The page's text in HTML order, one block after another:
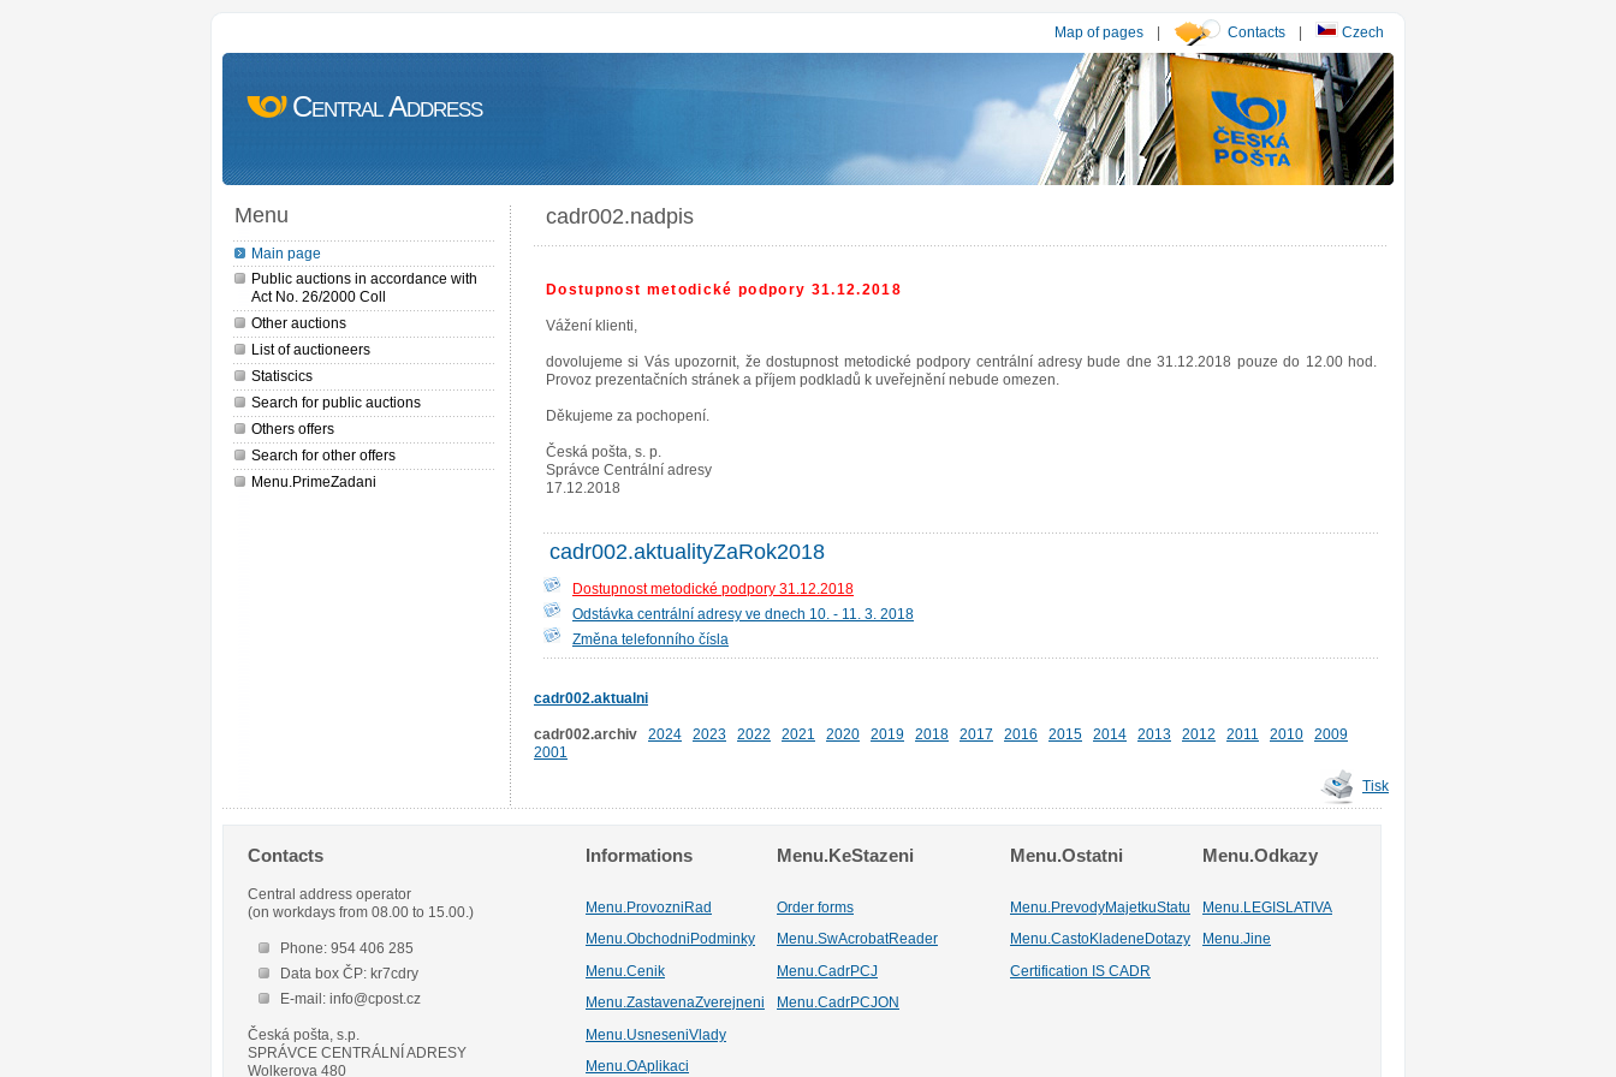
Map of pages | Contacts | Czech
Central Address
Menu
Main page
Public auctions in accordance with
Act No. 26/2000 Coll
Other auctions
List of auctioneers
Statiscics
Search for public auctions
Others offers
Search for other offers
Menu.PrimeZadani
cadr002.nadpis
Dostupnost metodické podpory 31.12.2018
Vážení klienti,
dovolujeme si Vás upozornit, že dostupnost metodické podpory centrální adresy bude dne 31.12.2018 pouze do 12.00 hod.
Provoz prezentačních stránek a příjem podkladů k uveřejnění nebude omezen.
Děkujeme za pochopení.
Česká pošta, s. p.
Správce Centrální adresy
17.12.2018
cadr002.aktualityZaRok2018
Dostupnost metodické podpory 31.12.2018
Odstávka centrální adresy ve dnech 10. - 11. 3. 2018
Změna telefonního čísla
cadr002.aktualni
cadr002.archiv 2024 2023 2022 2021 2020 2019 2018 2017 2016 2015 2014 2013 2012 2011 2010
2009
2001
Tisk
Contacts
Central address operator
(on workdays from 08.00 to 15.00.)
Phone: 954 406 285
Data box ČP: kr7cdry
E-mail: info@cpost.cz
Česká pošta, s.p.
SPRÁVCE CENTRÁLNÍ ADRESY
Wolkerova 480
Informations Menu.KeStazeni Menu.Ostatni Menu.Odkazy
Menu.ProvozniRad Order forms Menu.PrevodyMajetkuStatu
Menu.LEGISLATIVA
Menu.ObchodniPodminky
Menu.SwAcrobatReader Menu.CastoKladeneDotazy Menu.Jine
Menu.Cenik Menu.CadrPCJ
Certification IS CADR
Menu.ZastavenaZverejneni
Menu.CadrPCJON
Menu.UsneseniVlady
Menu.OAplikaci